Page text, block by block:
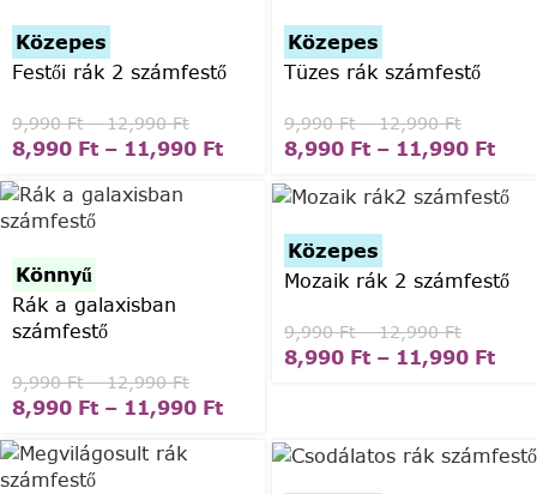
Közepes
Festői rák 2 számfestő
9,990Ft – 12,990Ft
8,990 Ft – 11,990 Ft
Közepes
Tüzes rák számfestő
9,990Ft – 12,990Ft
8,990 Ft – 11,990 Ft
Könnyű
Rák a galaxisban
számfestő
9,990Ft – 12,990Ft
8,990 Ft – 11,990 Ft
Közepes
Mozaik rák 2 számfestő
9,990Ft – 12,990Ft
8,990 Ft – 11,990 Ft